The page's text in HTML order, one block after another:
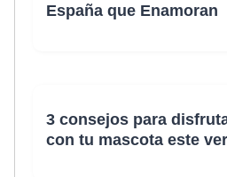
España que Enamoran
3 consejos para
con tu mascota este